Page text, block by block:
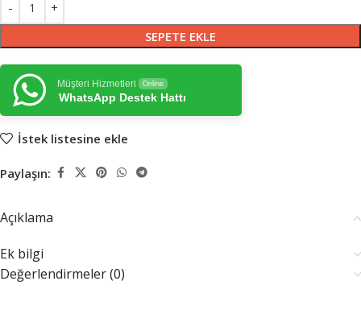
SEPETE EKLE
Müşteri Hizmetleri Online
WhatsApp Destek Hattı
İstek listesine ekle
Paylaşın:
Açıklama
Ek bilgi
Değerlendirmeler (0)